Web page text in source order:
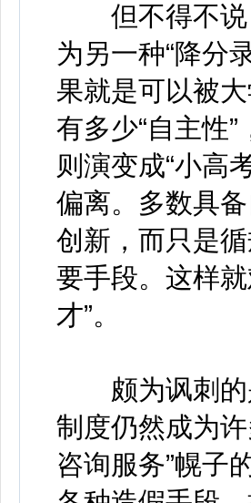
但不得不说
为另一种“降分
果就是可以被
有多少“自主性
则演变成“小高
偏离。多数具
创新，而只是
要手段。这样
才”。
颇为讽刺的
制度仍然成为
咨询服务”幌子